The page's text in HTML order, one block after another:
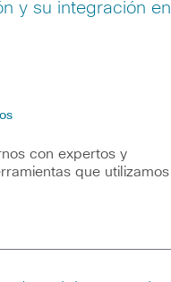
y su integración en
con expertos y
que utilizamos